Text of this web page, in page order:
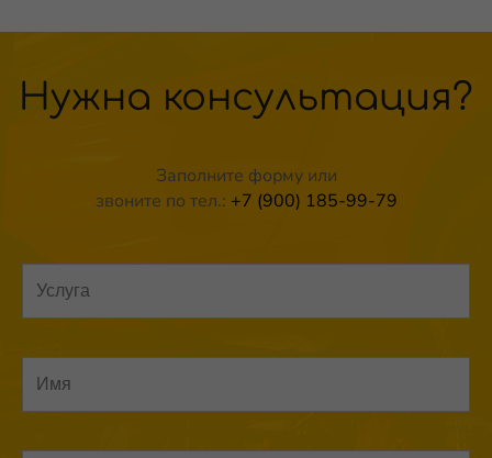
Нужна консультация?
Заполните форму или
звоните по тел.: +7 (900) 185-99-79